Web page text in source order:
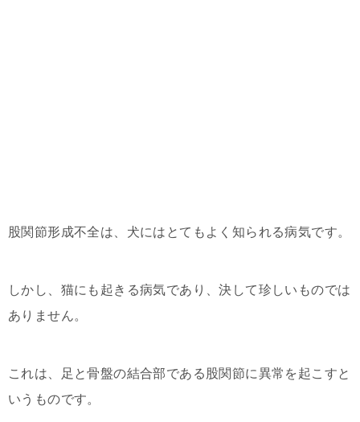
股関節形成不全は、犬にはとてもよく知られる病気です。
しかし、猫にも起きる病気であり、決して珍しいものでは
ありません。
これは、足と骨盤の結合部である股関節に異常を起こすと
いうものです。